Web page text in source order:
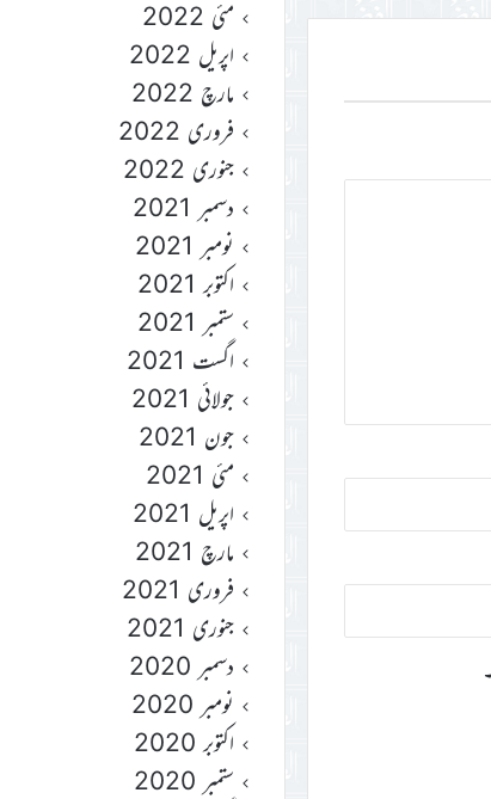
مئی 2022
اپریل 2022
مارچ 2022
فروری 2022
جنوری 2022
دسمبر 2021
نومبر 2021
اکتوبر 2021
ستمبر 2021
اگست 2021
جولائی 2021
جون 2021
مئی 2021
اپریل 2021
مارچ 2021
فروری 2021
جنوری 2021
دسمبر 2020
نومبر 2020
اکتوبر 2020
ستمبر 2020